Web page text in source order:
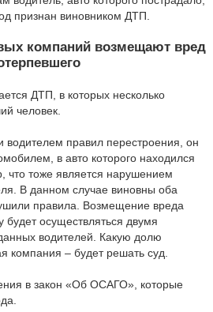
признан виновником ДТП.
компаний возмещают вред
ДТП, в которых несколько
человек.
правил перестроения, он
в авто которого находился
что тоже является нарушением
В данном случае виновны оба
правила. Возмещение вреда
осуществляться двумя
водителей. Какую долю
компания – будет решать суд.
в закон «Об ОСАГО», которые